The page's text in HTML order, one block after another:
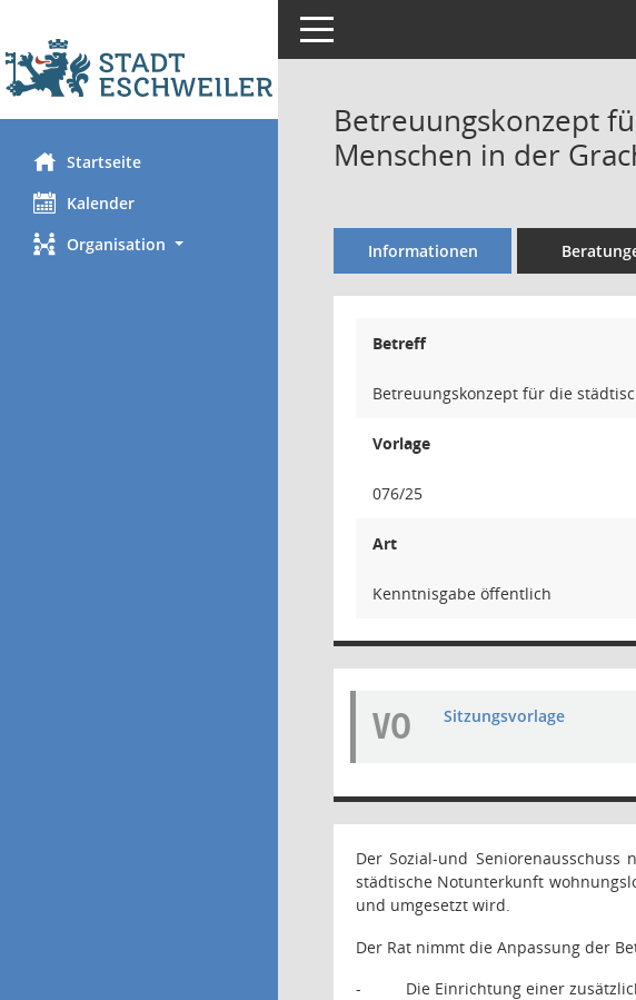
Startseite
Kalender
Organisation
Toggle navigation
Betreuungskonzept
Menschen in der
Informationen
Betreff
Betreuungskonzept für die
Vorlage
076/25
Art
Kenntnisgabe öffentlich
VO Sitzungsvorlage
Der Sozial-und
städtische Notunterkunft
und umgesetzt wird.
Der Rat nimmt die Anpassung der
-
Die Einrichtung einer